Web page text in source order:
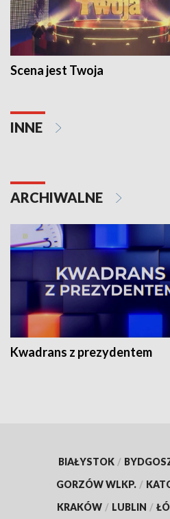
Scena jest Twoja
INNE
ARCHIWALNE
Kwadrans z prezydentem
BIAŁYSTOK /
GORZÓW WLKP. /
KRAKÓW / LUBLIN /